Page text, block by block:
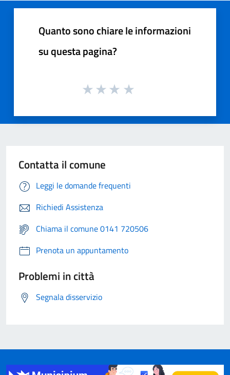
Quanto sono chiare le informazioni
su questa pagina?
Contatta il comune
Leggi le domande frequenti
Richiedi Assistenza
Chiama il comune 0141 720506
Prenota un appuntamento
Problemi in città
Segnala disservizio